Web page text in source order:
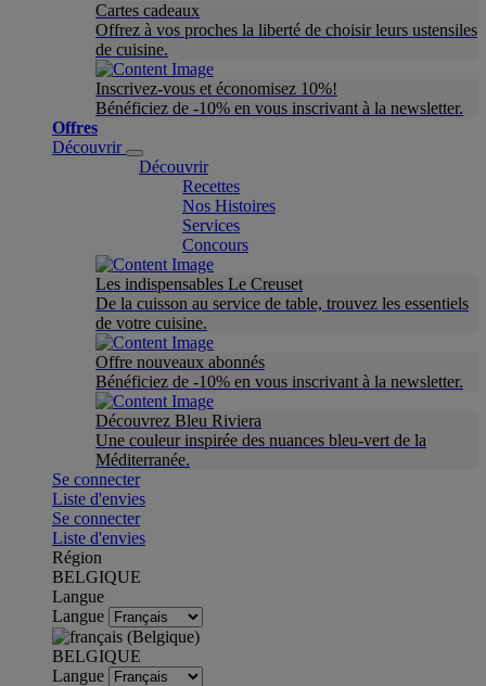
Cartes cadeaux
Offrez à vos proches la liberté de choisir leurs ustensiles
de cuisine.
Inscrivez-vous et économisez 10%!
Bénéficiez de -10% en vous inscrivant à la newsletter.
Offres
Découvrir
Découvrir
Recettes
Nos Histoires
Services
Concours
Les indispensables Le Creuset
De la cuisson au service de table, trouvez les essentiels
de votre cuisine.
Offre nouveaux abonnés
Bénéficiez de -10% en vous inscrivant à la newsletter.
Découvrez Bleu Riviera
Une couleur inspirée des nuances bleu-vert de la
Méditerranée.
Se connecter
Liste d'envies
Se connecter
Liste d'envies
Région
BELGIQUE
Langue
Langue
BELGIQUE
Langue